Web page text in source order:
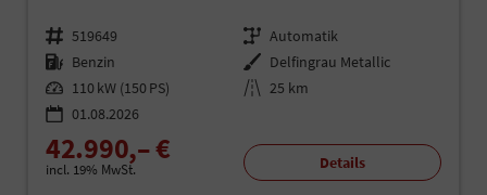
Fahrzeugnr. 519649 Getriebe Automatik
Kraftstoff Benzin Außenfarbe Delfingrau Metallic
Leistung 110 kW (150 PS) Kilometerstand 25 km
01.08.2026
42.990,– €
incl. 19% MwSt. Details